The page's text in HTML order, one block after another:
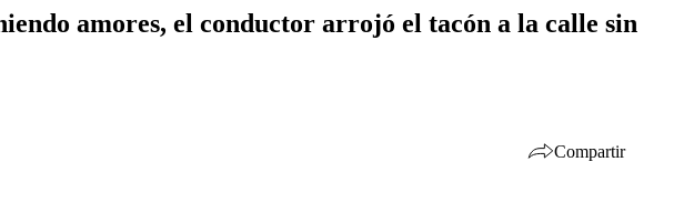
amores, el conductor arrojó el tacón a la calle sin
Compartir